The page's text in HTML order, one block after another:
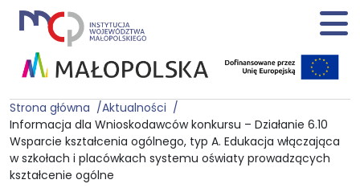
Strona główna
Aktualności
Informacja dla Wnioskodawców konkursu – Działanie 6.10
Wsparcie kształcenia ogólnego, typ A. Edukacja włączająca
w szkołach i placówkach systemu oświaty prowadzących
kształcenie ogólne